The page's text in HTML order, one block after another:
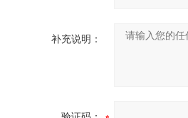
补充说明：